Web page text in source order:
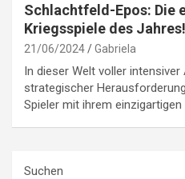
Schlachtfeld-Epos: Die
Kriegsspiele des Jahres!
21/06/2024 Gabriela
In dieser Welt voller
strategischer
Spieler mit ihrem einzigartigen
Suchen